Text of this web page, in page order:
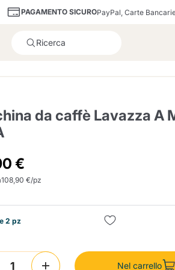
PAGAMENTO SICUROPayPal, Carte
Caffitaly System
Decalcificanti e Filtri
da caffè Lavazza A
€
108,90 €/pz
2 pz
Nel carrello
stato aggiunto con successo